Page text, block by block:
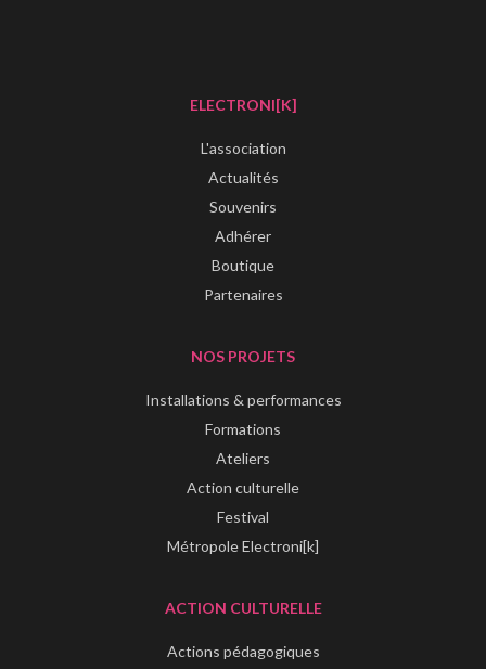
ELECTRONI[K]
L'association
Actualités
Souvenirs
Adhérer
Boutique
Partenaires
NOS PROJETS
Installations & performances
Formations
Ateliers
Action culturelle
Festival
Métropole Electroni[k]
ACTION CULTURELLE
Actions pédagogiques